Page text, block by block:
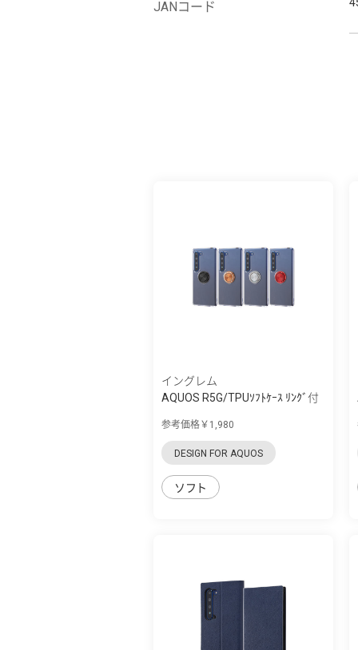
JANコード
イングレム
AQUOS R5G/TPUｿﾌﾄｹｰｽ ﾘﾝｸﾞ付
参考価格￥1,980
DESIGN FOR AQUOS
ソフト